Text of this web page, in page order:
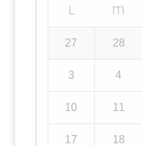
L M
27 28
3 4
10 11
17 18